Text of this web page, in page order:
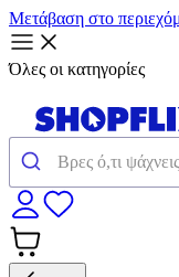
Μετάβαση στο
Όλες οι κατηγορίες